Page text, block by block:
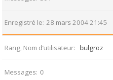
Enregistré le 28 mars 2004 21:45
Rang, Nom d’utilisateur bulgroz
Messages 0